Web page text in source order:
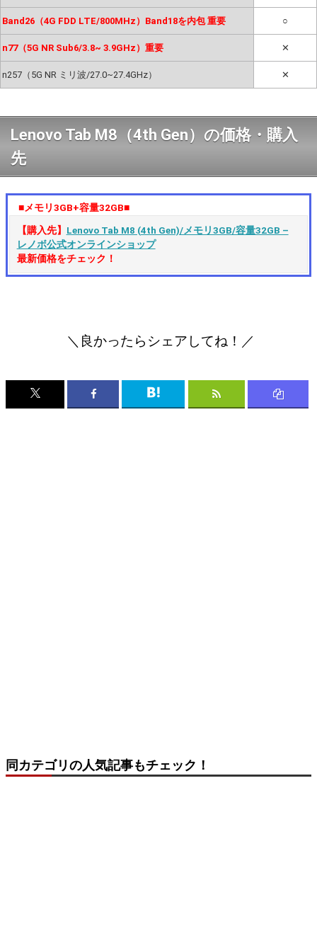
Band26（4G FDD LTE/800MHz）Band18を内包 重要 ○
n77（5G NR Sub6/3.8~ 3.9GHz）重要 ✕
n257（5G NR ミリ波/27.0~27.4GHz） ✕
Lenovo Tab M8（4th Gen）の価格・購入
先
■メモリ3GB+容量32GB■
【購入先】 Lenovo Tab M8 (4th Gen)/メモリ3GB/容量32GB –
レノボ公式オンラインショップ
最新価格をチェック！
＼良かったらシェアしてね！／
同カテゴリの人気記事もチェック！